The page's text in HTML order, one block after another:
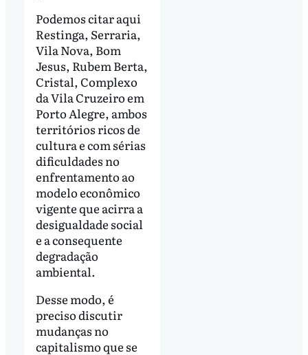
Podemos citar aqui
Restinga, Serraria,
Vila Nova, Bom
Jesus, Rubem Berta,
Cristal, Complexo
da Vila Cruzeiro em
Porto Alegre, ambos
territórios ricos de
cultura e com sérias
dificuldades no
enfrentamento ao
modelo econômico
vigente que acirra a
desigualdade social
e a consequente
degradação
ambiental.
Desse modo, é
preciso discutir
mudanças no
capitalismo que se